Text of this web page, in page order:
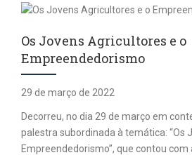
Os Jovens Agricultores e o
Empreendedorismo
29 de março de 2022
Decorreu, no dia 29 de março em
palestra subordinada à temática: “Os
Empreendedorismo”, que contou com